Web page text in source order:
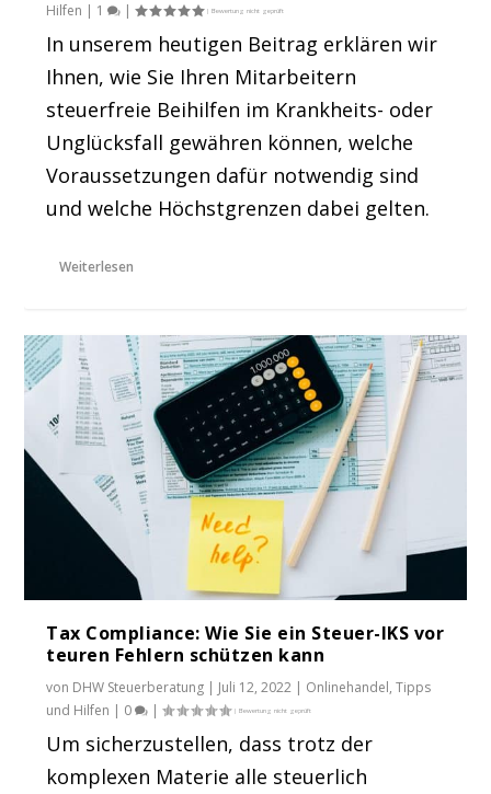
Hilfen | 1 |
In unserem heutigen Beitrag erklären wir
Ihnen, wie Sie Ihren Mitarbeitern
steuerfreie Beihilfen im Krankheits- oder
Unglücksfall gewähren können, welche
Voraussetzungen dafür notwendig sind
und welche Höchstgrenzen dabei gelten.
Weiterlesen
Tax Compliance: Wie Sie ein Steuer-IKS vor
teuren Fehlern schützen kann
von DHW Steuerberatung | Juli 12, 2022 | Onlinehandel,Tipps
und Hilfen | 0 |
Um sicherzustellen, dass trotz der
komplexen Materie alle steuerlich